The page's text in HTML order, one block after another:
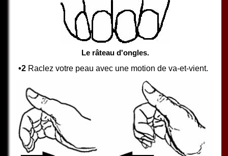
Le râteau d'ongles.
•2 Raclez votre peau avec une motion de va-et-vient.